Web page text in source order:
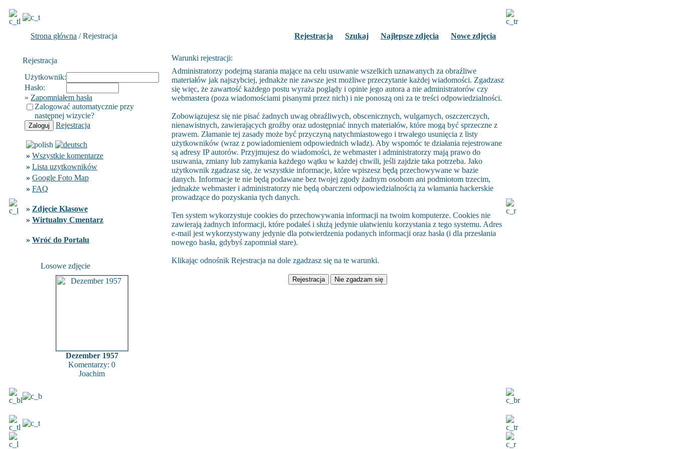
Strona główna / Rejestracja Rejestracja Szukaj Najlepsze zdjęcia Nowe zdjęcia
Rejestracja
Użytkownik:
Hasło:
» Zapomniałem hasła
Zalogować automatycznie przy
następnej wizycie?
Rejestracja
» Wszystkie komentarze
» Lista uzytkowników
» Google Foto Map
» FAQ
» Zdjęcie Klasowe
» Wirtualny Cmentarz
» Wróć do Portalu
Losowe zdjęcie
Dezember 1957
Komentarzy: 0
Joachim
Warunki rejestracji:
Administratorzy podejmą starania mające na celu usuwanie wszelkich uznawanych za obraźliwe
materiałów jak najszybciej, jednakże nie zawsze jest możliwe przeczytanie każdej wiadomości. Zgadzasz
się więc, że zawartość każdego postu wyraża poglądy i opinie jego autora a nie administratorów czy
webmastera (poza wiadomościami pisanymi przez nich) i nie ponoszą oni za te treści odpowiedzialności.
Zobowiązujesz się nie pisać żadnych uwag obraźliwych, obscenicznych, wulgarnych, oszczerczych,
nienawistnych, zawierających groźby oraz udostępniać innych materiałów, które mogą być sprzeczne z
prawem. Złamanie tej zasady może być przyczyną natychmiastowego i trwałego usunięcia z listy
użytkowników (wraz z powiadomieniem odpowiednich władz). Aby wspomóc te działania rejestrowane
są adresy IP autorów. Przyjmujesz do wiadomości, że webmaster i administratorzy mają prawo do
usuwania, zmiany lub zamykania każdego wątku w każdej chwili, jeśli zajdzie taka potrzeba. Jako
użytkownik zgadzasz się, że wszystkie informacje, które wpiszesz będą przechowywane w bazie
danych. Informacje te nie będą podawane bez twojej zgody żadnym osobom ani podmiotom trzecim,
jednakże webmaster i administratorzy nie będą obarczeni odpowiedzialnością za włamania hackerskie
prowadzące do pozyskania tych danych.
Ten system wykorzystuje cookies do przechowywania informacji na twoim komputerze. Cookies nie
zawierają żadnych informacji, które podałeś i służą jedynie ułatwieniu korzystania z tego systemu. Adres
e-mail jest wykorzystywany jedynie dla potwierdzenia podanych informacji oraz hasła (i dla przesłania
nowego hasła, gdybyś zapomniał stare).
Klikając odnośnik Rejestracja na dole zgadzasz się na te warunki.